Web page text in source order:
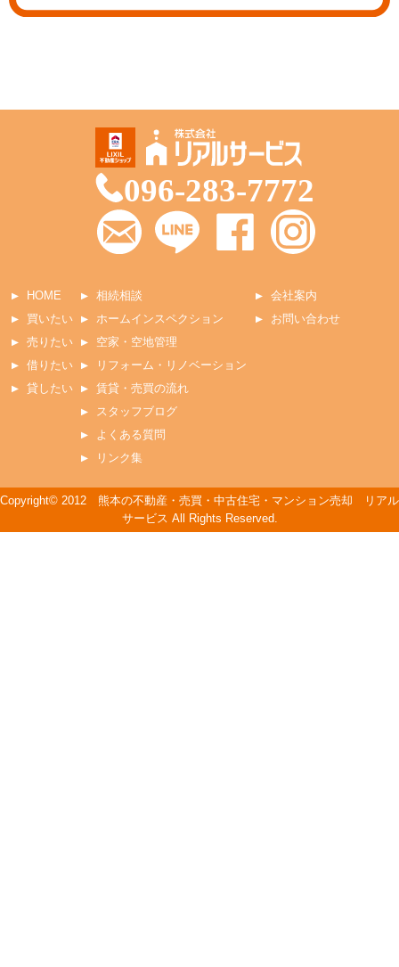
096-283-7772
HOME
買いたい
売りたい
借りたい
貸したい
相続相談
ホームインスペクション
空家・空地管理
リフォーム・リノベーション
賃貸・売買の流れ
スタッフブログ
よくある質問
リンク集
会社案内
お問い合わせ
Copyright© 2012 熊本の不動産・売買・中古住宅・マンション売却 リアル
サービス All Rights Reserved.